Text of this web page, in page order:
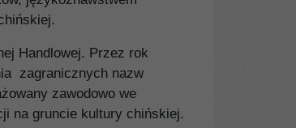
Handlowej. Przez rok
zagranicznych nazw
zawodowo we
na gruncie kultury chińskiej.